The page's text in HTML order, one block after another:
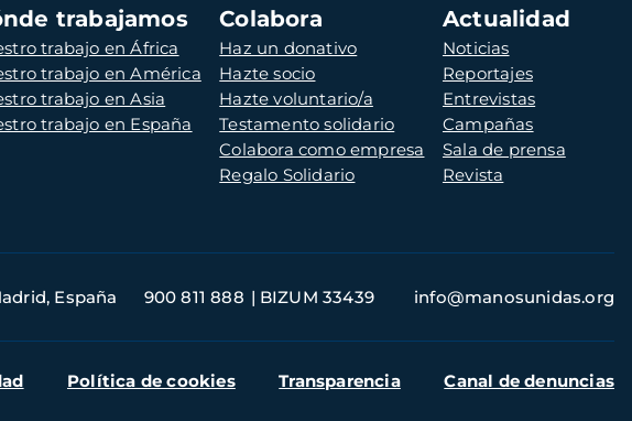
trabajamos
trabajo en África
trabajo en América
trabajo en Asia
trabajo en España
Colabora
Haz un donativo
Hazte socio
Hazte voluntario/a
Testamento solidario
Colabora como empresa
Regalo Solidario
Actualidad
Noticias
Reportajes
Entrevistas
Campañas
Sala de prensa
Revista
España 900 811 888 BIZUM 33439 info@manosunidas.org
Política de cookies Transparencia Canal de denuncias